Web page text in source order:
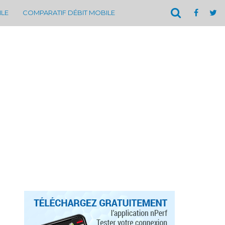
COMPARATIF DÉBIT MOBILE